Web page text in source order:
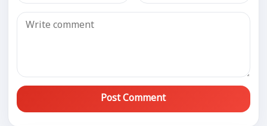
Post Comment